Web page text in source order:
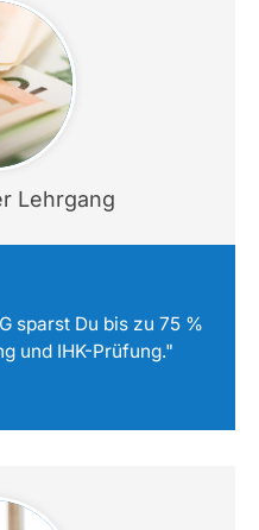
sparst Du bis zu 75 %
und IHK-Prüfung."
Lehrgang